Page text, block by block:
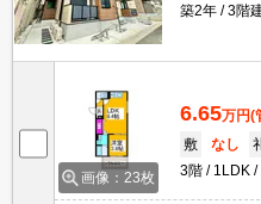
築2年
3階
画像：23枚
6.65万円(
敷
なし
3階
1LDK